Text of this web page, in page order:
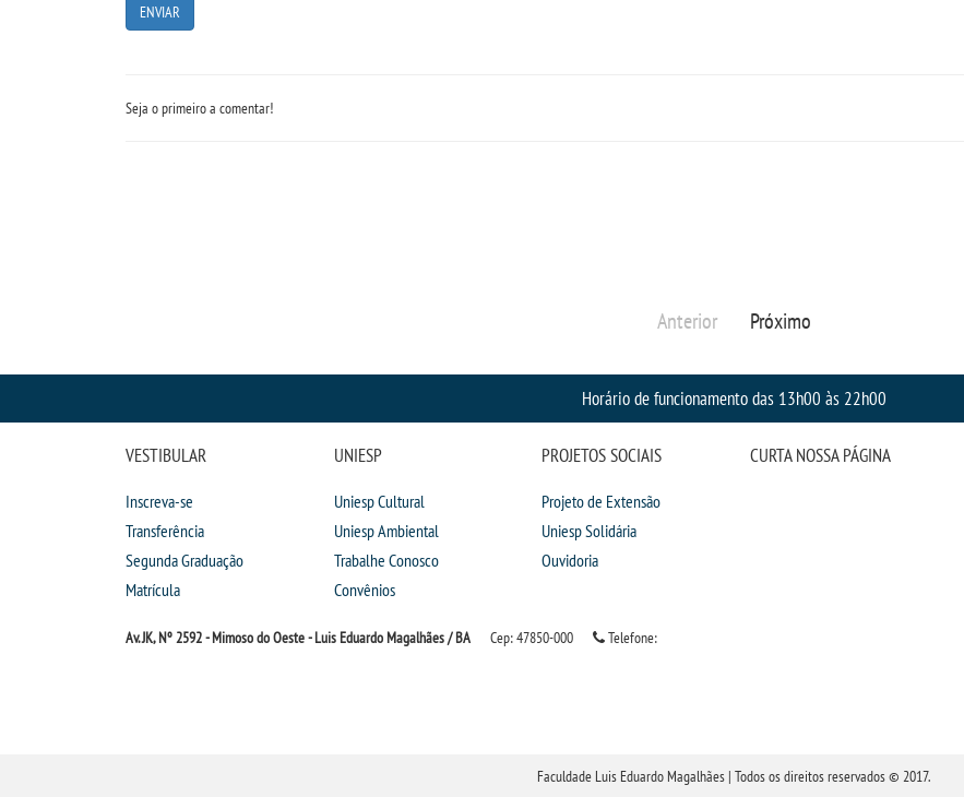
Seja o primeiro a comentar!
Anterior Próximo
Horário de funcionamento das 13h00 às 22h00
VESTIBULAR
Inscreva-se
Transferência
Segunda Graduação
Matrícula
UNIESP
Uniesp Cultural
Uniesp Ambiental
Trabalhe Conosco
Convênios
PROJETOS SOCIAIS
Projeto de Extensão
Uniesp Solidária
Ouvidoria
Av. JK, Nº 2592 - Mimoso do Oeste - Luis Eduardo Magalhães / BA Cep: 47850-000 Telefone:
CURTA NOSSA PÁGINA
Faculdade Luis Eduardo Magalhães | Todos os direitos reservados © 2017.